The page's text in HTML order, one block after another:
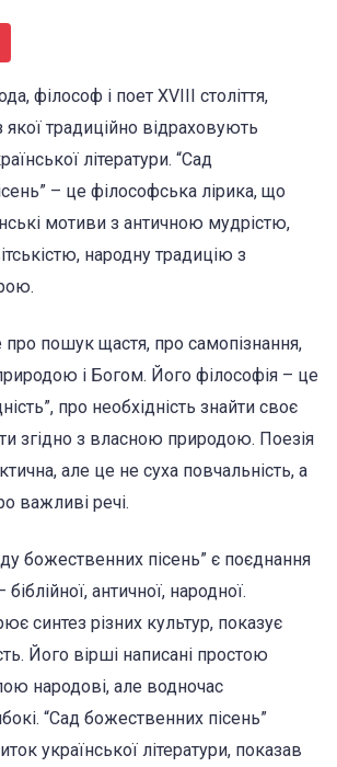
філософ і поет XVIII століття,
якої традиційно відраховують
літератури. “Сад
– це філософська лірика, що
мотиви з античною мудрістю,
народну традицію з
пошук щастя, про самопізнання,
і Богом. Його філософія – це
про необхідність знайти своє
згідно з власною природою. Поезія
але це не суха повчальність, а
важливі речі.
божественних пісень” є поєднання
античної, народної.
синтез різних культур, показує
Його вірші написані простою
народові, але водночас
“Сад божественних пісень”
української літератури, показав